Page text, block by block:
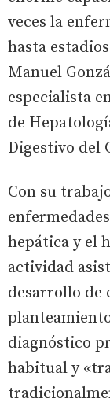
veces la
hasta
Manuel
especialista
de
Digestivo del
Con su
hepática y el
actividad
desarrollo de
diagnóstico
habitual y